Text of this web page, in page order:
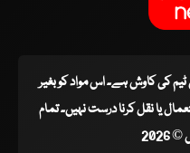
ٹیم کی کاوش ہے۔ اس مواد کو بغیر
یا نقل کرنا درست نہیں۔ تمام